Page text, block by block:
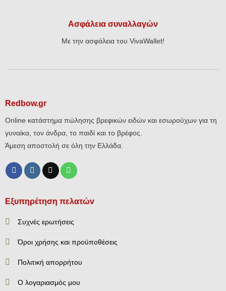
Ασφάλεια συναλλαγών
Με την ασφάλεια του VivaWallet!
Redbow.gr
Online κατάστημα πώλησης βρεφικών ειδών και εσωρούχων για τη
γυναίκα, τον άνδρα, το παιδί και το βρέφος.
Άμεση αποστολή σε όλη την Ελλάδα.
Εξυπηρέτηση πελατών
Συχνές ερωτήσεις
Όροι χρήσης και προϋποθέσεις
Πολιτική απορρήτου
Ο λογαριασμός μου